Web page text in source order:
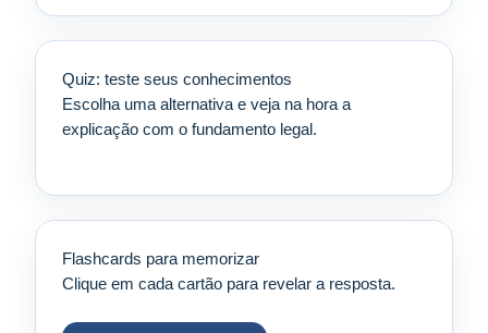
Quiz: teste seus conhecimentos
Escolha uma alternativa e veja na hora a
explicação com o fundamento legal.
Flashcards para memorizar
Clique em cada cartão para revelar a resposta.